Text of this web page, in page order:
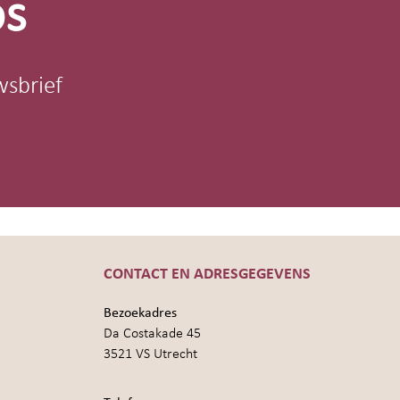
CONTACT EN ADRESGEGEVENS
Bezoekadres
Da Costakade 45
3521 VS Utrecht